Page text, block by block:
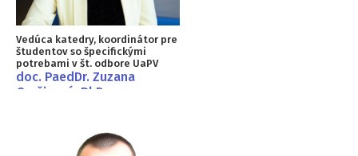
Vedúca katedry, koordinátor pre
študentov so špecifickými
potrebami v št. odbore UaPV
doc. PaedDr. Zuzana
Geršicová, PhD.